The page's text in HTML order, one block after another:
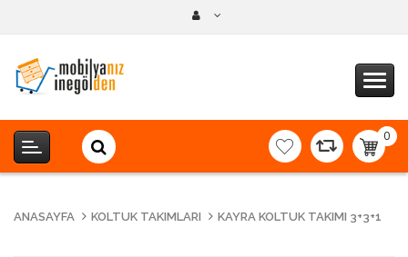
0
-
ANASAYFA KOLTUK TAKIMLARI KAYRA KOLTUK TAKIMI 3+3+1